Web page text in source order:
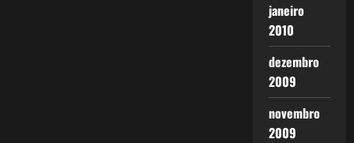
janeiro
2010
dezembro
2009
novembro
2009